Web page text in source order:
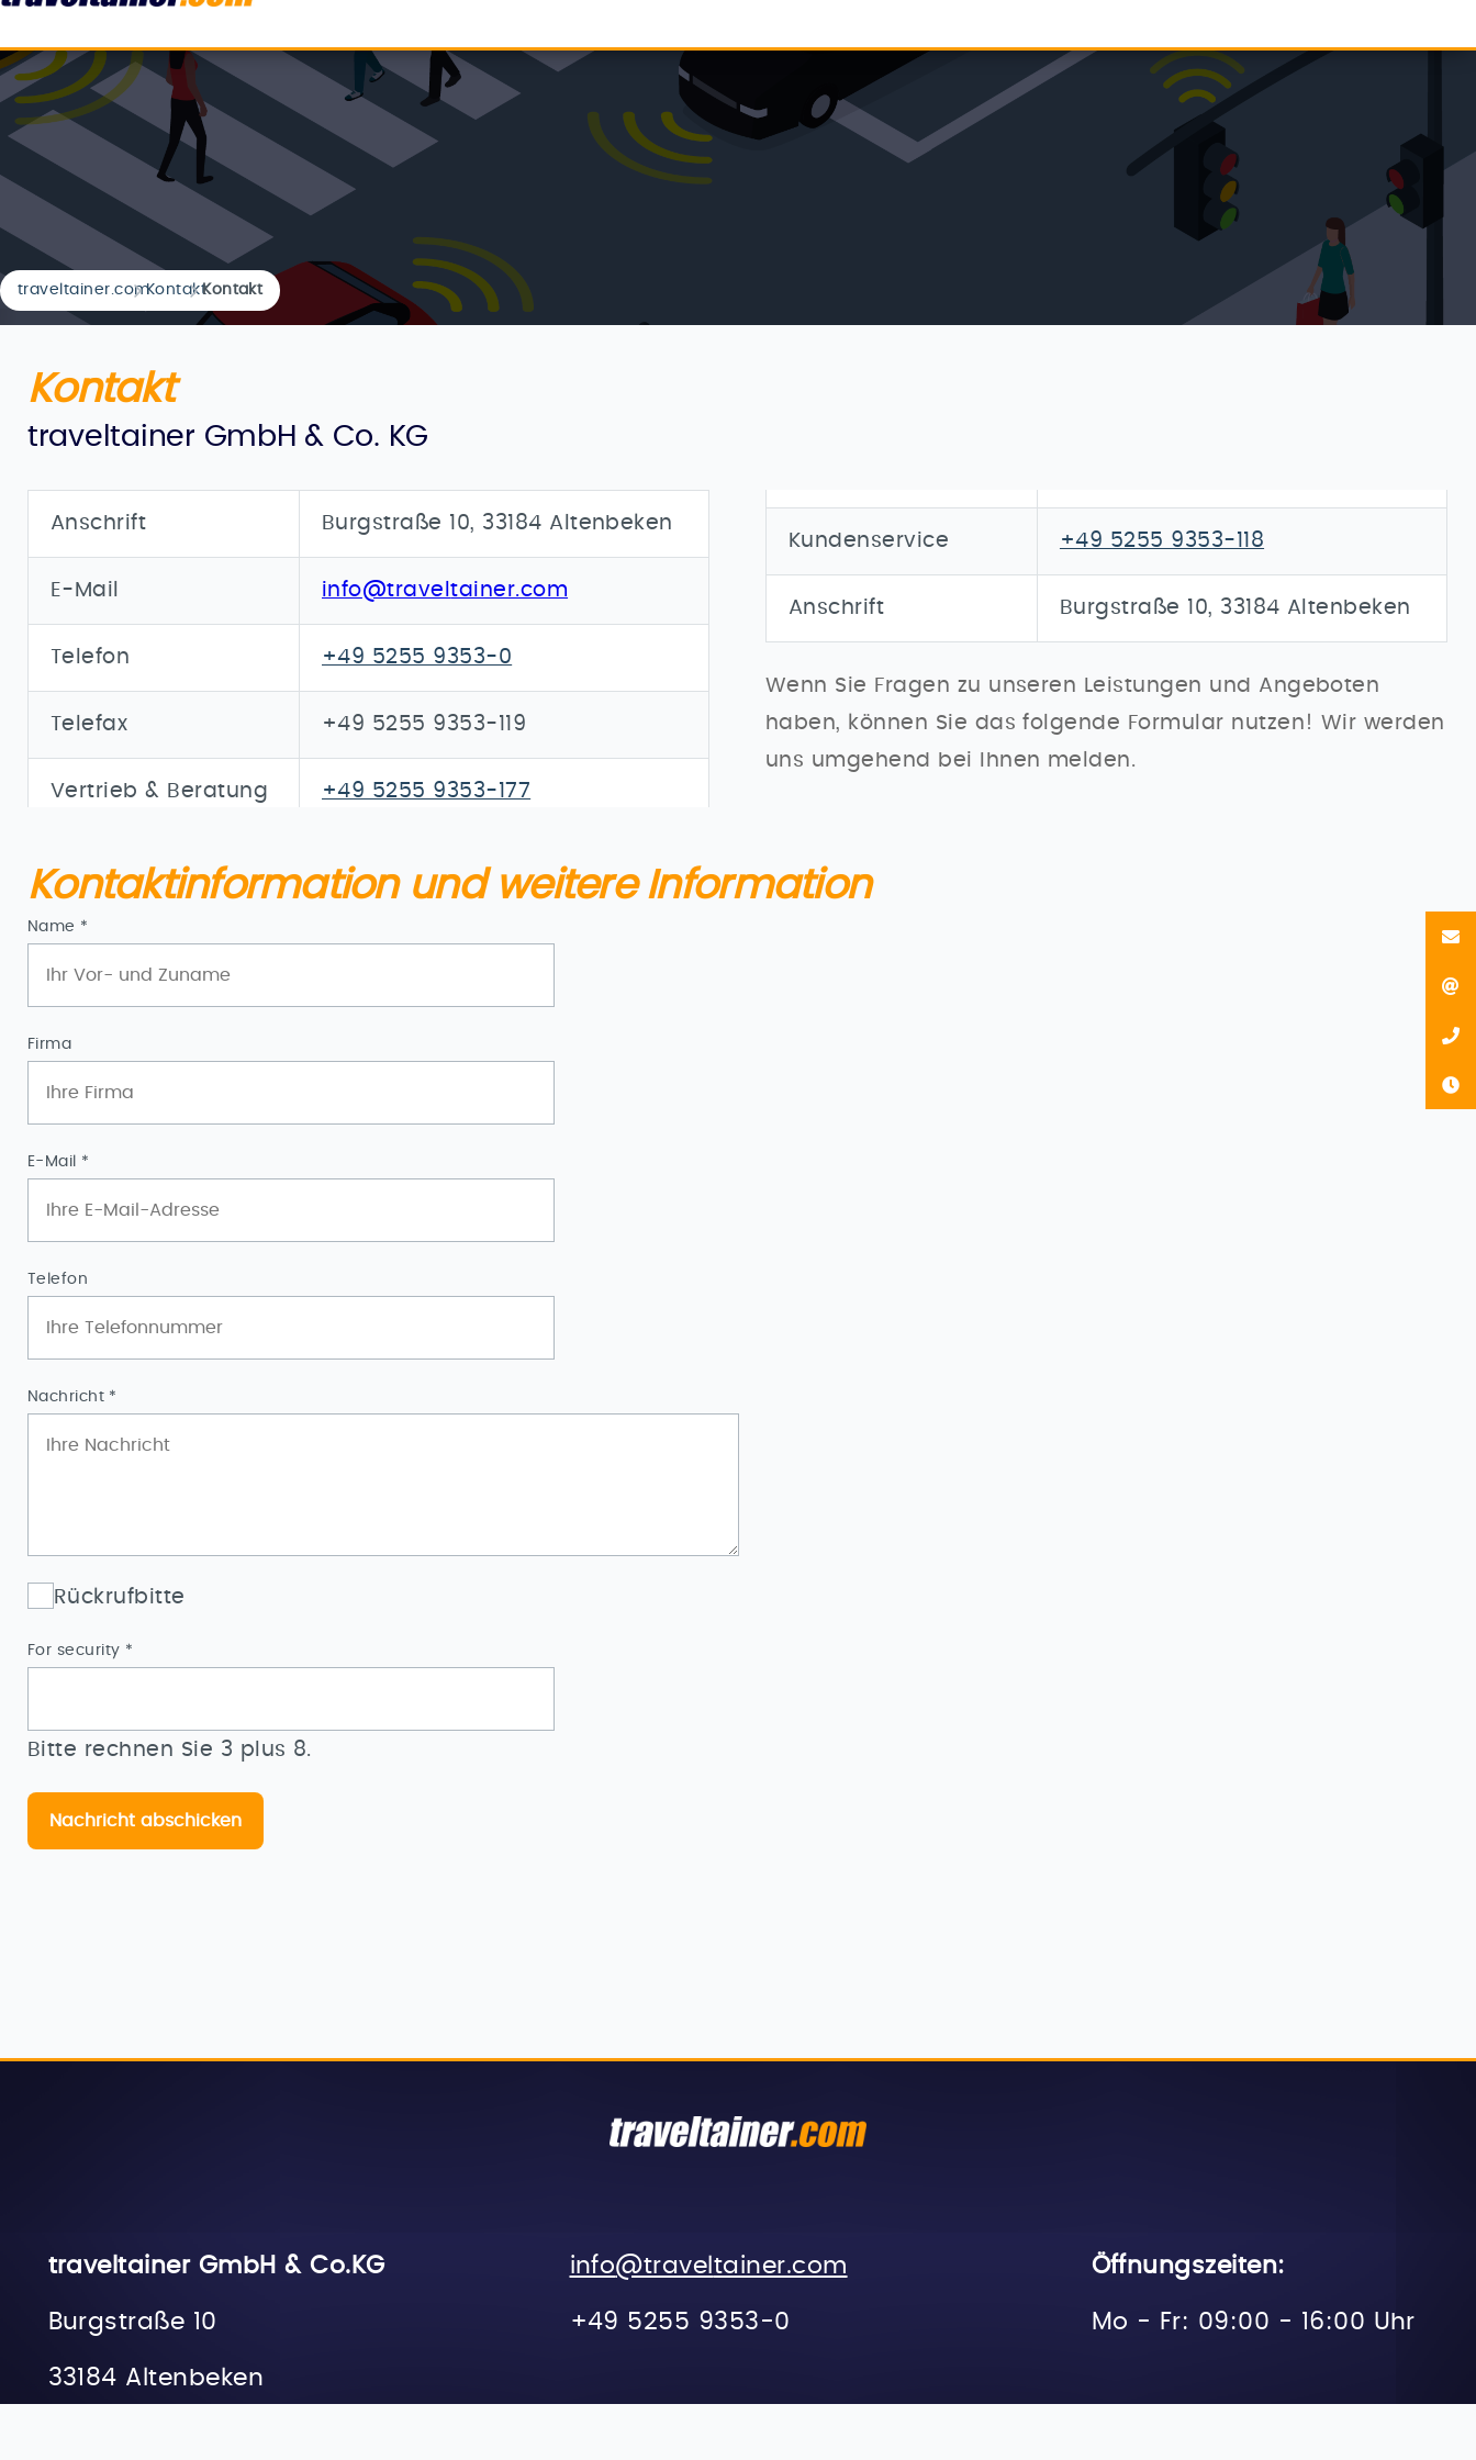
traveltainer.comKontaktKontakt
Kontakt
traveltainer GmbH & Co. KG
Anschrift Burgstraße 10, 33184 Altenbeken
E-Mail info@traveltainer.com
Telefon +49 5255 9353-0
Telefax +49 5255 9353-119
Vertrieb & Beratung +49 5255 9353-177
Kundenservice +49 5255 9353-118
Anschrift Burgstraße 10, 33184 Altenbeken
Wenn Sie Fragen zu unseren Leistungen und Angeboten
haben, können Sie das folgende Formular nutzen! Wir werden
uns umgehend bei Ihnen melden.
Kontaktinformation und weitere Information
Pflichtfeld
Name *
Firma
Pflichtfeld
E-Mail *
Telefon
Pflichtfeld
Nachricht *
Rückrufbitte
Pflichtfeld
For security *
Bitte rechnen Sie 3 plus 8.
Nachricht abschicken
traveltainer GmbH & Co.KG
Burgstraße 10
33184 Altenbeken
info@travel tainer.com
+49 5255 9353-0
Öffnungszeiten:
Mo - Fr: 09:00 - 16:00 Uhr